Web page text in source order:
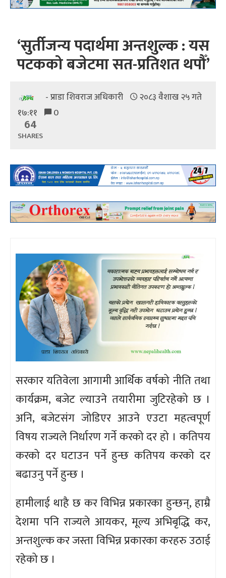
‘सुर्तीजन्य पदार्थमा अन्तशुल्क : यस
पटकको बजेटमा सत-प्रतिशत थपौँ’
- प्राडा शिवराज अधिकारी
२०८३ वैशाख २५ गते
१७:११
0
64
SHARES
सरकार यतिवेला आगामी आर्थिक वर्षको नीति तथा
कार्यक्रम, बजेट ल्याउने तयारीमा जुटिरहेको छ ।
अनि, बजेटसंग जोडिएर आउने एउटा महत्वपूर्ण
विषय राज्यले निर्धारण गर्ने करको दर हो । कतिपय
करको दर घटाउन पर्ने हुन्छ कतिपय करको दर
बढाउनु पर्ने हुन्छ ।
हामीलाई थाहै छ कर विभिन्न प्रकारका हुन्छन्, हाम्रै
देशमा पनि राज्यले आयकर, मूल्य अभिबृद्धि कर,
अन्तशुल्क कर जस्ता विभिन्न प्रकारका करहरु उठाई
रहेको छ ।